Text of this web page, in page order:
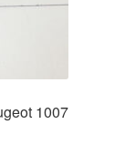
1007